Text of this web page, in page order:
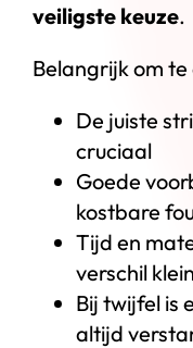
veiligste keuze.
Belangrijk om
De juiste
cruciaal
Goede
kostbare
Tijd en
verschil
Bij twijfel is
altijd